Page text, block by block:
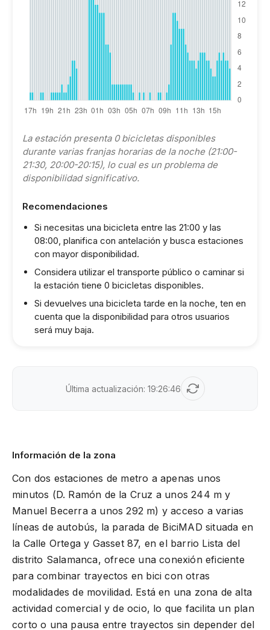
La estación presenta 0 bicicletas disponibles
durante varias franjas horarias de la noche (21:00-
21:30, 20:00-20:15), lo cual es un problema de
disponibilidad significativo.
Recomendaciones
Si necesitas una bicicleta entre las 21:00 y las
08:00, planifica con antelación y busca estaciones
con mayor disponibilidad.
Considera utilizar el transporte público o caminar si
la estación tiene 0 bicicletas disponibles.
Si devuelves una bicicleta tarde en la noche, ten en
cuenta que la disponibilidad para otros usuarios
será muy baja.
Última actualización: 19:26:46
Información de la zona
Con dos estaciones de metro a apenas unos
minutos (D. Ramón de la Cruz a unos 244 m y
Manuel Becerra a unos 292 m) y acceso a varias
líneas de autobús, la parada de BiciMAD situada en
la Calle Ortega y Gasset 87, en el barrio Lista del
distrito Salamanca, ofrece una conexión eficiente
para combinar trayectos en bici con otras
modalidades de movilidad. Está en una zona de alta
actividad comercial y de ocio, lo que facilita un plan
corto o una pausa entre trayectos sin depender del